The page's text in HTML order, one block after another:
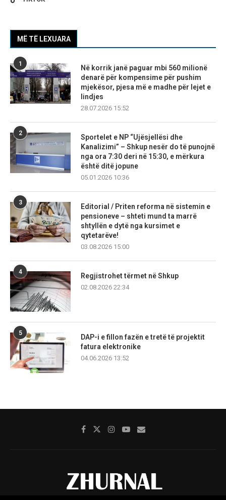
MË TË LEXUARA
1
Në korrik janë paguar mbi 560 milionë
denarë për kompensime për pushim
mjekësor, pjesa më e madhe për lejet e
lindjes
28.07.2026 15:52
2
Sportelet e NP “Ujësjellësi dhe
Kanalizimi” – Shkup nesër do të punojnë
nga ora 7:30 deri në 15:30, e mërkura
është ditë jopune
05.01.2026 10:36
3
Editorial / Priten reforma në sistemin e
pensioneve – shteti mund ta marrë
shtyllën e dytë nga kursimet e
qytetarëve!
03.08.2026 15:00
4
Regjistrohet tërmet në Shkup
02.08.2026 22:34
5
DAP-i e fillon fazën e tretë të projektit
fatura elektronike
04.06.2026 13:52